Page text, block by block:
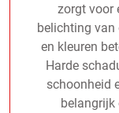
zorgt voor
belichting van
en kleuren
Harde
schoonheid
belangrijk